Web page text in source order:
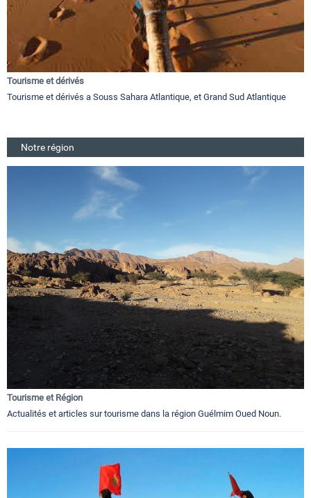
Tourisme et dérivés
Tourisme et dérivés a Souss Sahara Atlantique, et Grand Sud Atlantique
Notre région
Tourisme et Région
Actualités et articles sur tourisme dans la région Guélmim Oued Noun.